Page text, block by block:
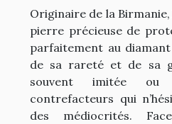
Originaire de la
pierre précieuse de
parfaitement au
de sa rareté et de sa
souvent imitée
contrefacteurs qui
des médiocrités.